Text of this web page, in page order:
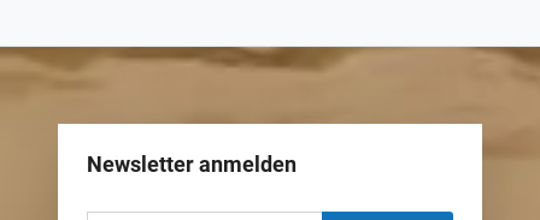
Newsletter anmelden